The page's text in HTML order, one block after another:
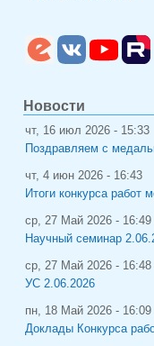
Новости
чт, 16 июл 2026 - 15:33
Поздравляем с
чт, 4 июн 2026 - 16:43
Итоги конкурса
ср, 27 Май 2026 - 16:49
Научный семинар
ср, 27 Май 2026 - 16:48
УС 2.06.2026
пн, 18 Май 2026 - 16:09
Доклады Конкурса